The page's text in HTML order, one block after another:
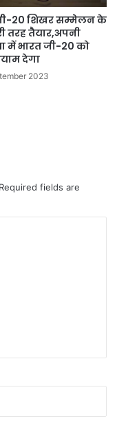
20 शिखर सम्मेलन के
तरह तैयार,अपनी
में भारत जी-20 को
देगा
2023
Required fields are